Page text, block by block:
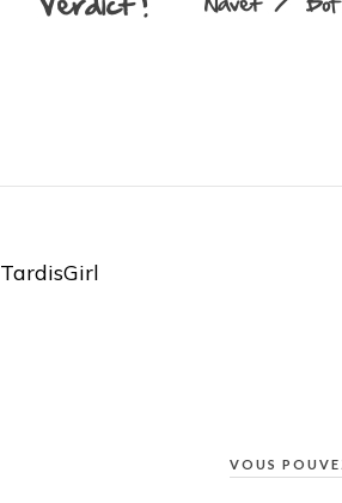
TardisGirl
VOUS